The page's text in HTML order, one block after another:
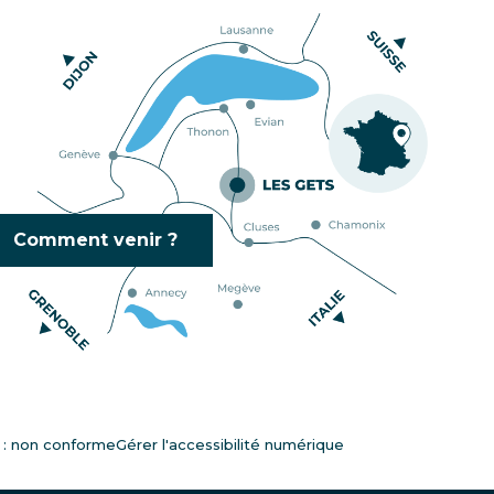
Comment venir ?
non conformeGérer l'accessibilité numérique